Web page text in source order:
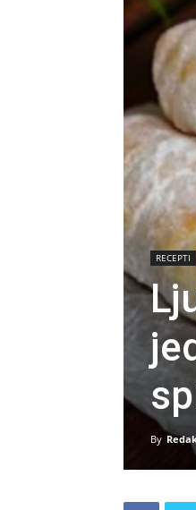
RECEPTI
By